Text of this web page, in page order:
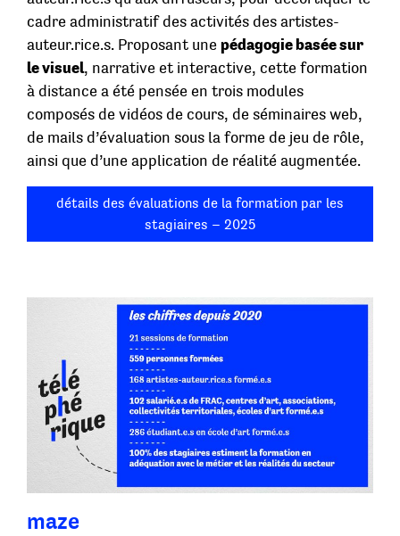
cadre administratif des activités des artistes-
auteur.rice.s. Proposant une pédagogie basée sur
le visuel, narrative et interactive, cette formation
à distance a été pensée en trois modules
composés de vidéos de cours, de séminaires web,
de mails d’évaluation sous la forme de jeu de rôle,
ainsi que d’une application de réalité augmentée.
détails des évaluations de la formation par les
stagiaires – 2025
maze